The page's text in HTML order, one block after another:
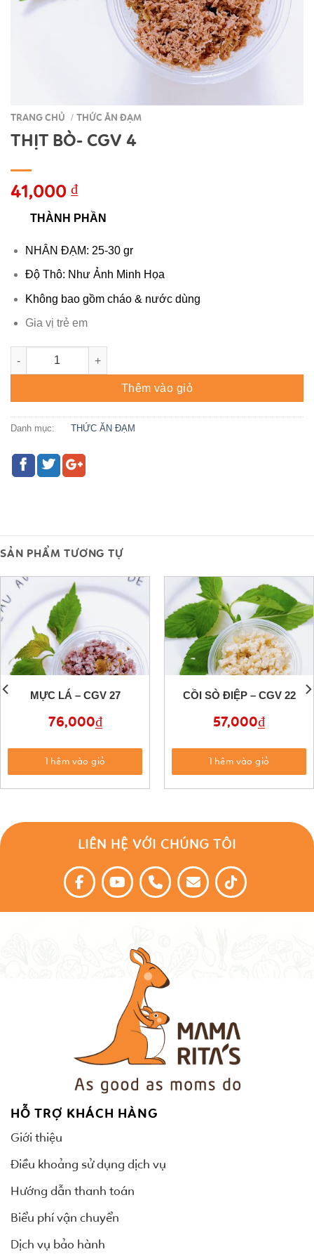
TRANG CHỦ / THỨC ĂN ĐẠM
THỊT BÒ- CGV 4
41,000 ₫
THÀNH PHẦN
NHÂN ĐẠM: 25-30 gr
Độ Thô: Như Ảnh Minh Họa
Không bao gồm cháo & nước dùng
Gia vị trẻ em
THỊT BÒ- CGV 4 số lượng
Thêm vào giỏ
Danh mục: THỨC ĂN ĐẠM
SẢN PHẨM TƯƠNG TỰ
MỰC LÁ – CGV 27
76,000₫
Thêm vào giỏ
CỒI SÒ ĐIỆP – CGV 22
57,000₫
Thêm vào giỏ
LIÊN HỆ VỚI CHÚNG TÔI
HỖ TRỢ KHÁCH HÀNG
Giới thiệu
Điều khoảng sử dụng dịch vụ
Hướng dẫn thanh toán
Biểu phí vận chuyển
Dịch vụ bảo hành